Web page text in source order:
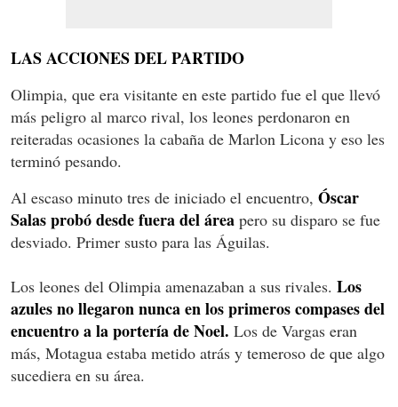
LAS ACCIONES DEL PARTIDO
Olimpia, que era visitante en este partido fue el que llevó
más peligro al marco rival, los leones perdonaron en
reiteradas ocasiones la cabaña de Marlon Licona y eso les
terminó pesando.
Al escaso minuto tres de iniciado el encuentro, Óscar
Salas probó desde fuera del área pero su disparo se fue
desviado. Primer susto para las Águilas.
Los leones del Olimpia amenazaban a sus rivales. Los
azules no llegaron nunca en los primeros compases del
encuentro a la portería de Noel. Los de Vargas eran
más, Motagua estaba metido atrás y temeroso de que algo
sucediera en su área.